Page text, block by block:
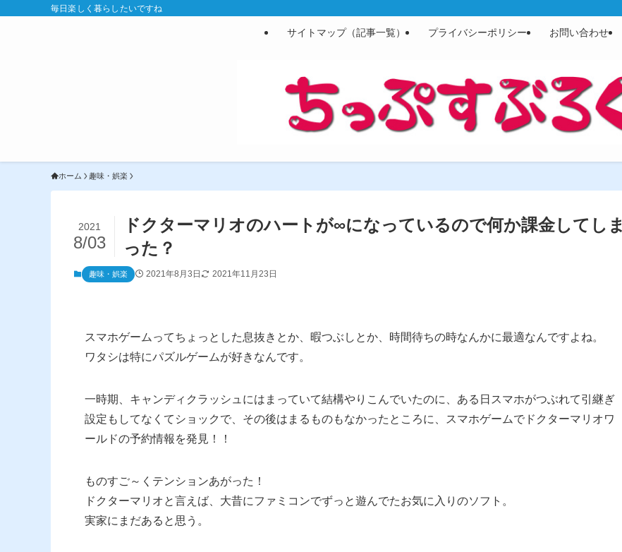
毎日楽しく暮らしたいですね
サイトマップ（記事一覧） プライバシーポリシー お問い合わせ
ホーム 趣味・娯楽
ドクターマリオのハートが∞になっているので何か課金してしま
った？
2021
8/03
趣味・娯楽 2021年8月3日 2021年11月23日
スマホゲームってちょっとした息抜きとか、暇つぶしとか、時間待ちの時なんかに最適なんですよね。
ワタシは特にパズルゲームが好きなんです。
一時期、キャンディクラッシュにはまっていて結構やりこんでいたのに、ある日スマホがつぶれて引継ぎ
設定もしてなくてショックで、その後はまるものもなかったところに、スマホゲームでドクターマリオワ
ールドの予約情報を発見！！
ものすご～くテンションあがった！
ドクターマリオと言えば、大昔にファミコンでずっと遊んでたお気に入りのソフト。
実家にまだあると思う。